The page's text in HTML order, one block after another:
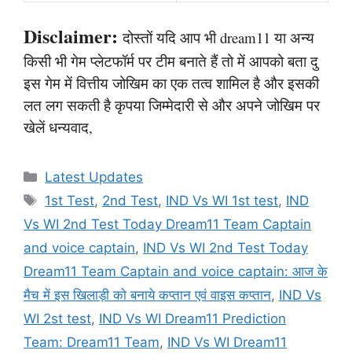
Disclaimer: दोस्तों यदि आप भी dream11 या अन्य
किसी भी गेम प्लेटफॉर्म पर टीम बनाते हैं तो में आपको बता दु
इस गेम में वित्तीय जोखिम का एक तत्व शामिल है और इसकी
लत लग सकती है कृपया जिम्मेदारी से और अपने जोखिम पर
खेलें धन्यवाद,
Categories
Latest Updates
Tags
1st Test, 2nd Test, IND Vs WI 1st test, IND
Vs WI 2nd Test Today Dream11 Team Captain
and voice captain, IND Vs WI 2nd Test Today
Dream11 Team Captain and voice captain: आज के
मैच में इस खिलाड़ी को बनाये कप्तान एवं वाइस कप्तान, IND Vs
WI 2st test, IND Vs WI Dream11 Prediction
Team: Dream11 Team, IND Vs WI Dream11